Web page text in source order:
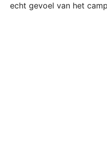
echt gevoel van het